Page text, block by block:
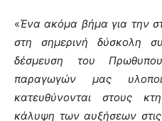
«Ένα ακόμα βήμα για την
στη σημερινή δύσκολη
δέσμευση του
παραγωγών μας
κατευθύνονται στους
κάλυψη των αυξήσεων